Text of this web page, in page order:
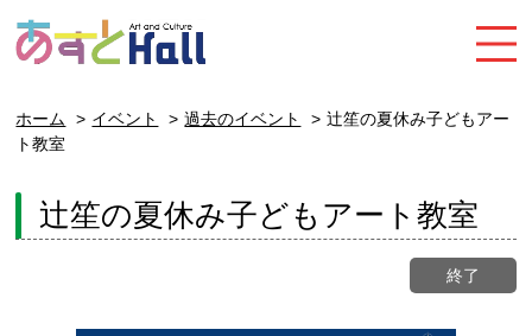
ホーム イベント 過去のイベント
辻笙の夏休み子どもアー
ト教室
辻笙の夏休み子どもアート教室
終了